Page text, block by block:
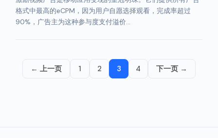
格式中最高的eCPM，因为用户自愿选择观看，完成率超过
90%，广告主为这种参与度支付溢价...
← 上一页 1 2 3 4 下一页 →